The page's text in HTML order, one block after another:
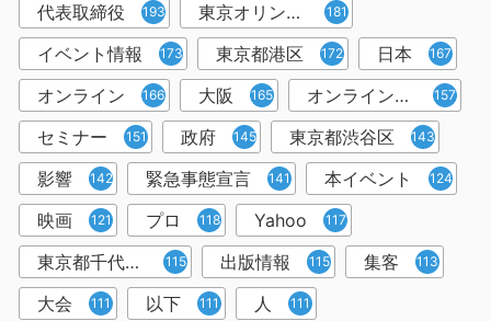
代表取締役 193 東京オリンピック 181
イベント情報 173 東京都港区 172 日本 167
オンライン 166 大阪 165 オンラインイベント 157
セミナー 151 政府 145 東京都渋谷区 143
影響 142 緊急事態宣言 141 本イベント 124
映画 121 プロ 118 Yahoo 117
東京都千代田区 115 出版情報 115 集客 113
大会 111 以下 111 人 111